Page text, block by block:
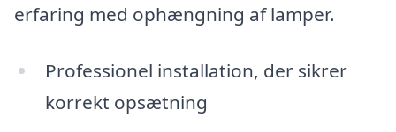
erfaring med ophængning af lamper.
Professionel installation, der sikrer
korrekt opsætning